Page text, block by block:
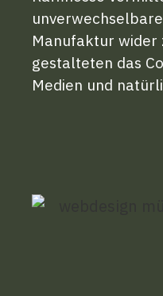
Manufaktur wider
gestalteten das
Medien und